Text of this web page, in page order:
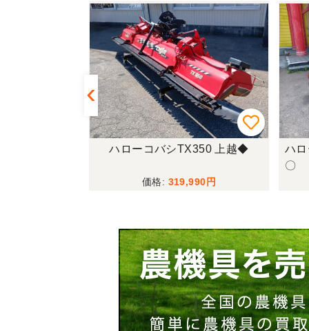
ハローコバシTX350 上越◆
319,990
ハ
〇